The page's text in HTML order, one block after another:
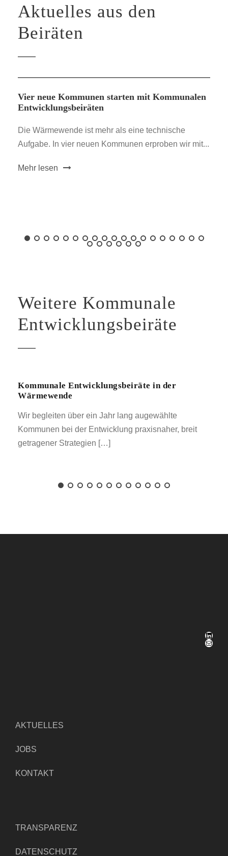
Aktuelles aus den
Beiräten
Vier neue Kommunen starten mit Kommunalen
Entwicklungsbeiräten
Die Wärmewende ist mehr als eine technische
Aufgabe. In vier neuen Kommunen erproben wir mit...
Mehr lesen
Weitere Kommunale
Entwicklungsbeiräte
Kommunale Entwicklungsbeiräte in der
Wärmewende
Wir begleiten über ein Jahr lang augewählte
Kommunen bei der Entwicklung praxisnaher, breit
getragener Strategien […]
LinkedIn
E-Mail
AKTUELLES
JOBS
KONTAKT
TRANSPARENZ
DATENSCHUTZ